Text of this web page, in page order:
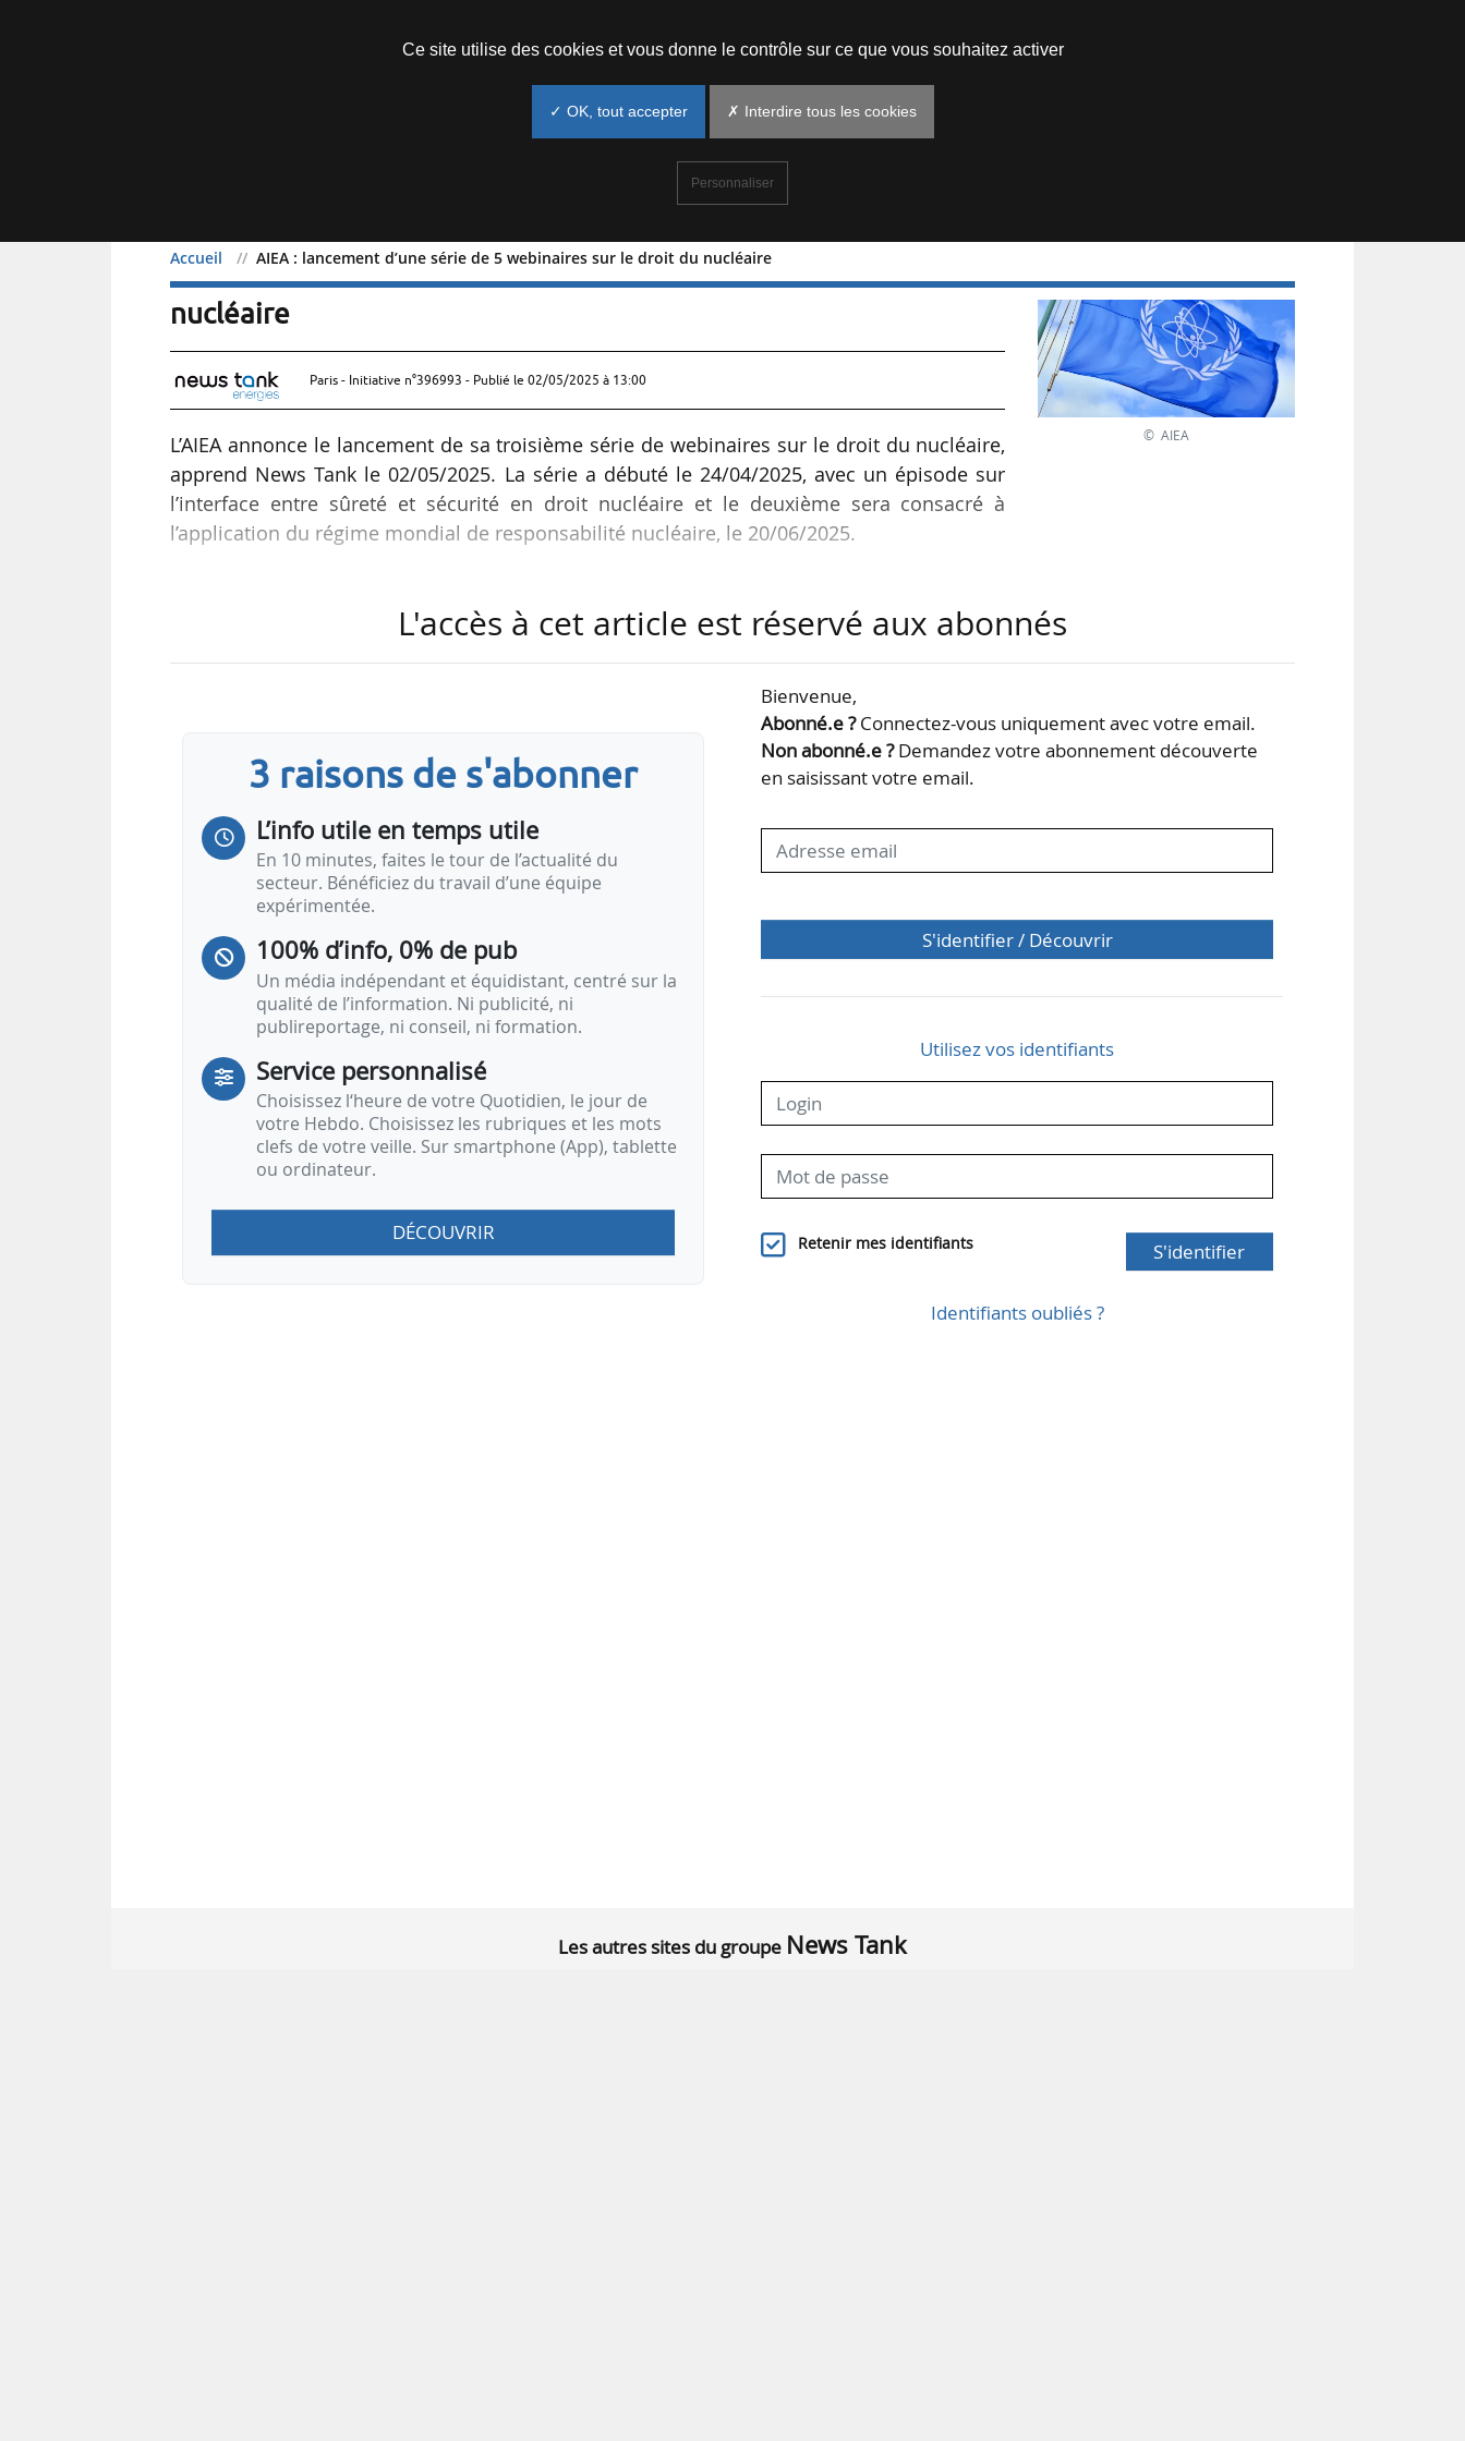
Accueil AIEA : lancement d’une série de 5 webinaires sur le droit du nucléaire
AIEA : lancement d’une série de 5 webinaires sur le droit du
nucléaire
Paris - Initiative n°396993 - Publié le 02/05/2025 à 13:00
L’AIEA annonce le lancement de sa troisième série de webinaires sur le droit du nucléaire,
apprend News Tank le 02/05/2025. La série a débuté le 24/04/2025, avec un épisode sur
l’interface entre sûreté et sécurité en droit nucléaire et le deuxième sera consacré à
l’application du régime mondial de responsabilité nucléaire, le 20/06/2025.
environ 1 000 participants issus de près de 100 pays. Les thèmes abordés étaient entre
« Dans un contexte mondial en constante évolution, le droit nucléaire reste fondamental
pour que chacun puisse bénéficier des applications sûres…
© AIEA
L'accès à cet article est réservé aux abonnés
3 raisons de s'abonner
L’info utile en temps utile
En 10 minutes, faites le tour de l’actualité du
secteur. Bénéficiez du travail d’une équipe
expérimentée.
100% d’info, 0% de pub
Un média indépendant et équidistant, centré sur la
qualité de l’information. Ni publicité, ni
publireportage, ni conseil, ni formation.
Service personnalisé
Choisissez l‘heure de votre Quotidien, le jour de
votre Hebdo. Choisissez les rubriques et les mots
clefs de votre veille. Sur smartphone (App), tablette
ou ordinateur.
DÉCOUVRIR
Bienvenue,
Abonné.e ?Connectez-vous uniquement avec votre email.
Non abonné.e ?Demandez votre abonnement découverte
en saisissant votre email.
S'identifier / Découvrir
Utilisez vos identifiants
Retenir mes identifiants S'identifier
Identifiants oubliés ?
Les autres sites du groupe News Tank
Ce site utilise des cookies et vous donne le contrôle sur ce que vous souhaitez activer
✓ OK, tout accepter ✗ Interdire tous les cookies
Personnaliser